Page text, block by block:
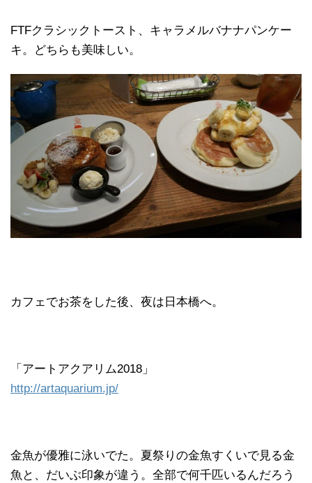
FTFクラシックトースト、キャラメルバナナパンケー
キ。どちらも美味しい。
カフェでお茶をした後、夜は日本橋へ。
「アートアクアリム2018」
http://artaquarium.jp/
金魚が優雅に泳いでた。夏祭りの金魚すくいで見る金
魚と、だいぶ印象が違う。全部で何千匹いるんだろう